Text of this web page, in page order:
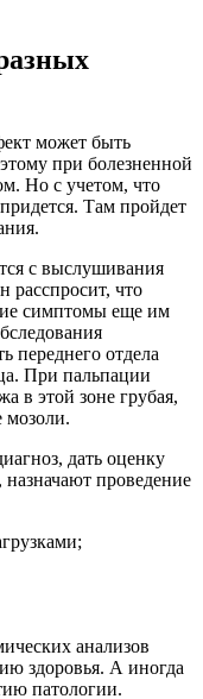
может быть
при болезненной
Но с учетом, что
Там пройдет
с выслушивания
расспросит, что
симптомы еще им
переднего отдела
При пальпации
в этой зоне грубая,
мозоли.
дать оценку
проведение
анализов
здоровья. А иногда
патологии.